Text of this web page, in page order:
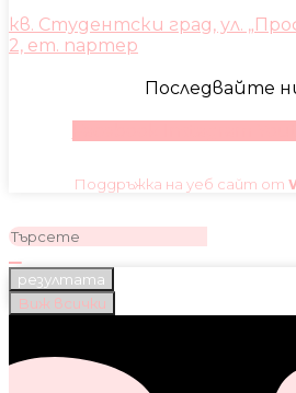
кв. Студентски град, ул.
2, ет. партер
Последвайте
Поддръжка на уеб сайт от
резултата
Виж всички